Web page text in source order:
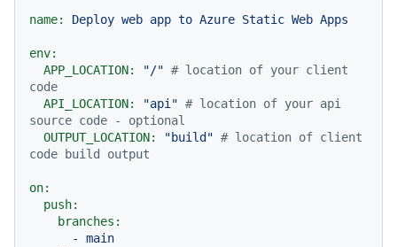
name: Deploy web app to Azure Static Web Apps
env:
APP_LOCATION:
"/" # location of your client
code
API_LOCATION:
"api" # location of your api
source code - optional
OUTPUT_LOCATION:
"build" # location of client
code build output
on:
push:
branches:
-
main